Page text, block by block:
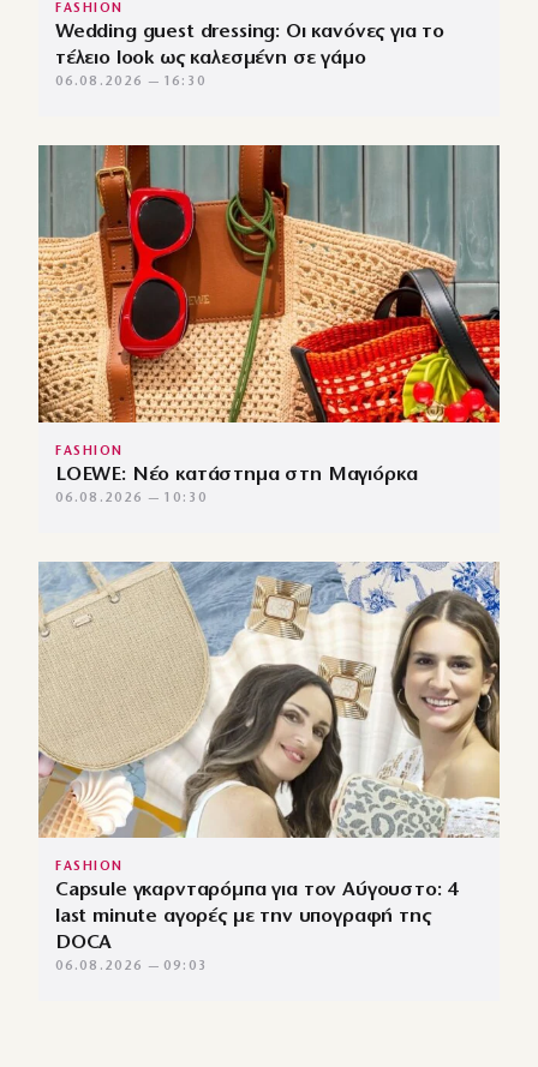
FASHION
Wedding guest dressing: Οι κανόνες για το
τέλειο look ως καλεσμένη σε γάμο
06.08.2026 — 16:30
FASHION
LOEWE: Νέο κατάστημα στη Μαγιόρκα
06.08.2026 — 10:30
FASHION
Capsule γκαρνταρόμπα για τον Αύγουστο: 4
last minute αγορές με την υπογραφή της
DOCA
06.08.2026 — 09:03